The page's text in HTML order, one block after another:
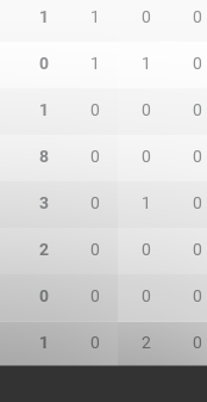
1 1 0 0
0 1 1 0
1 0 0 0
8 0 0 0
3 0 1 0
2 0 0 0
0 0 0 0
1 0 2 0